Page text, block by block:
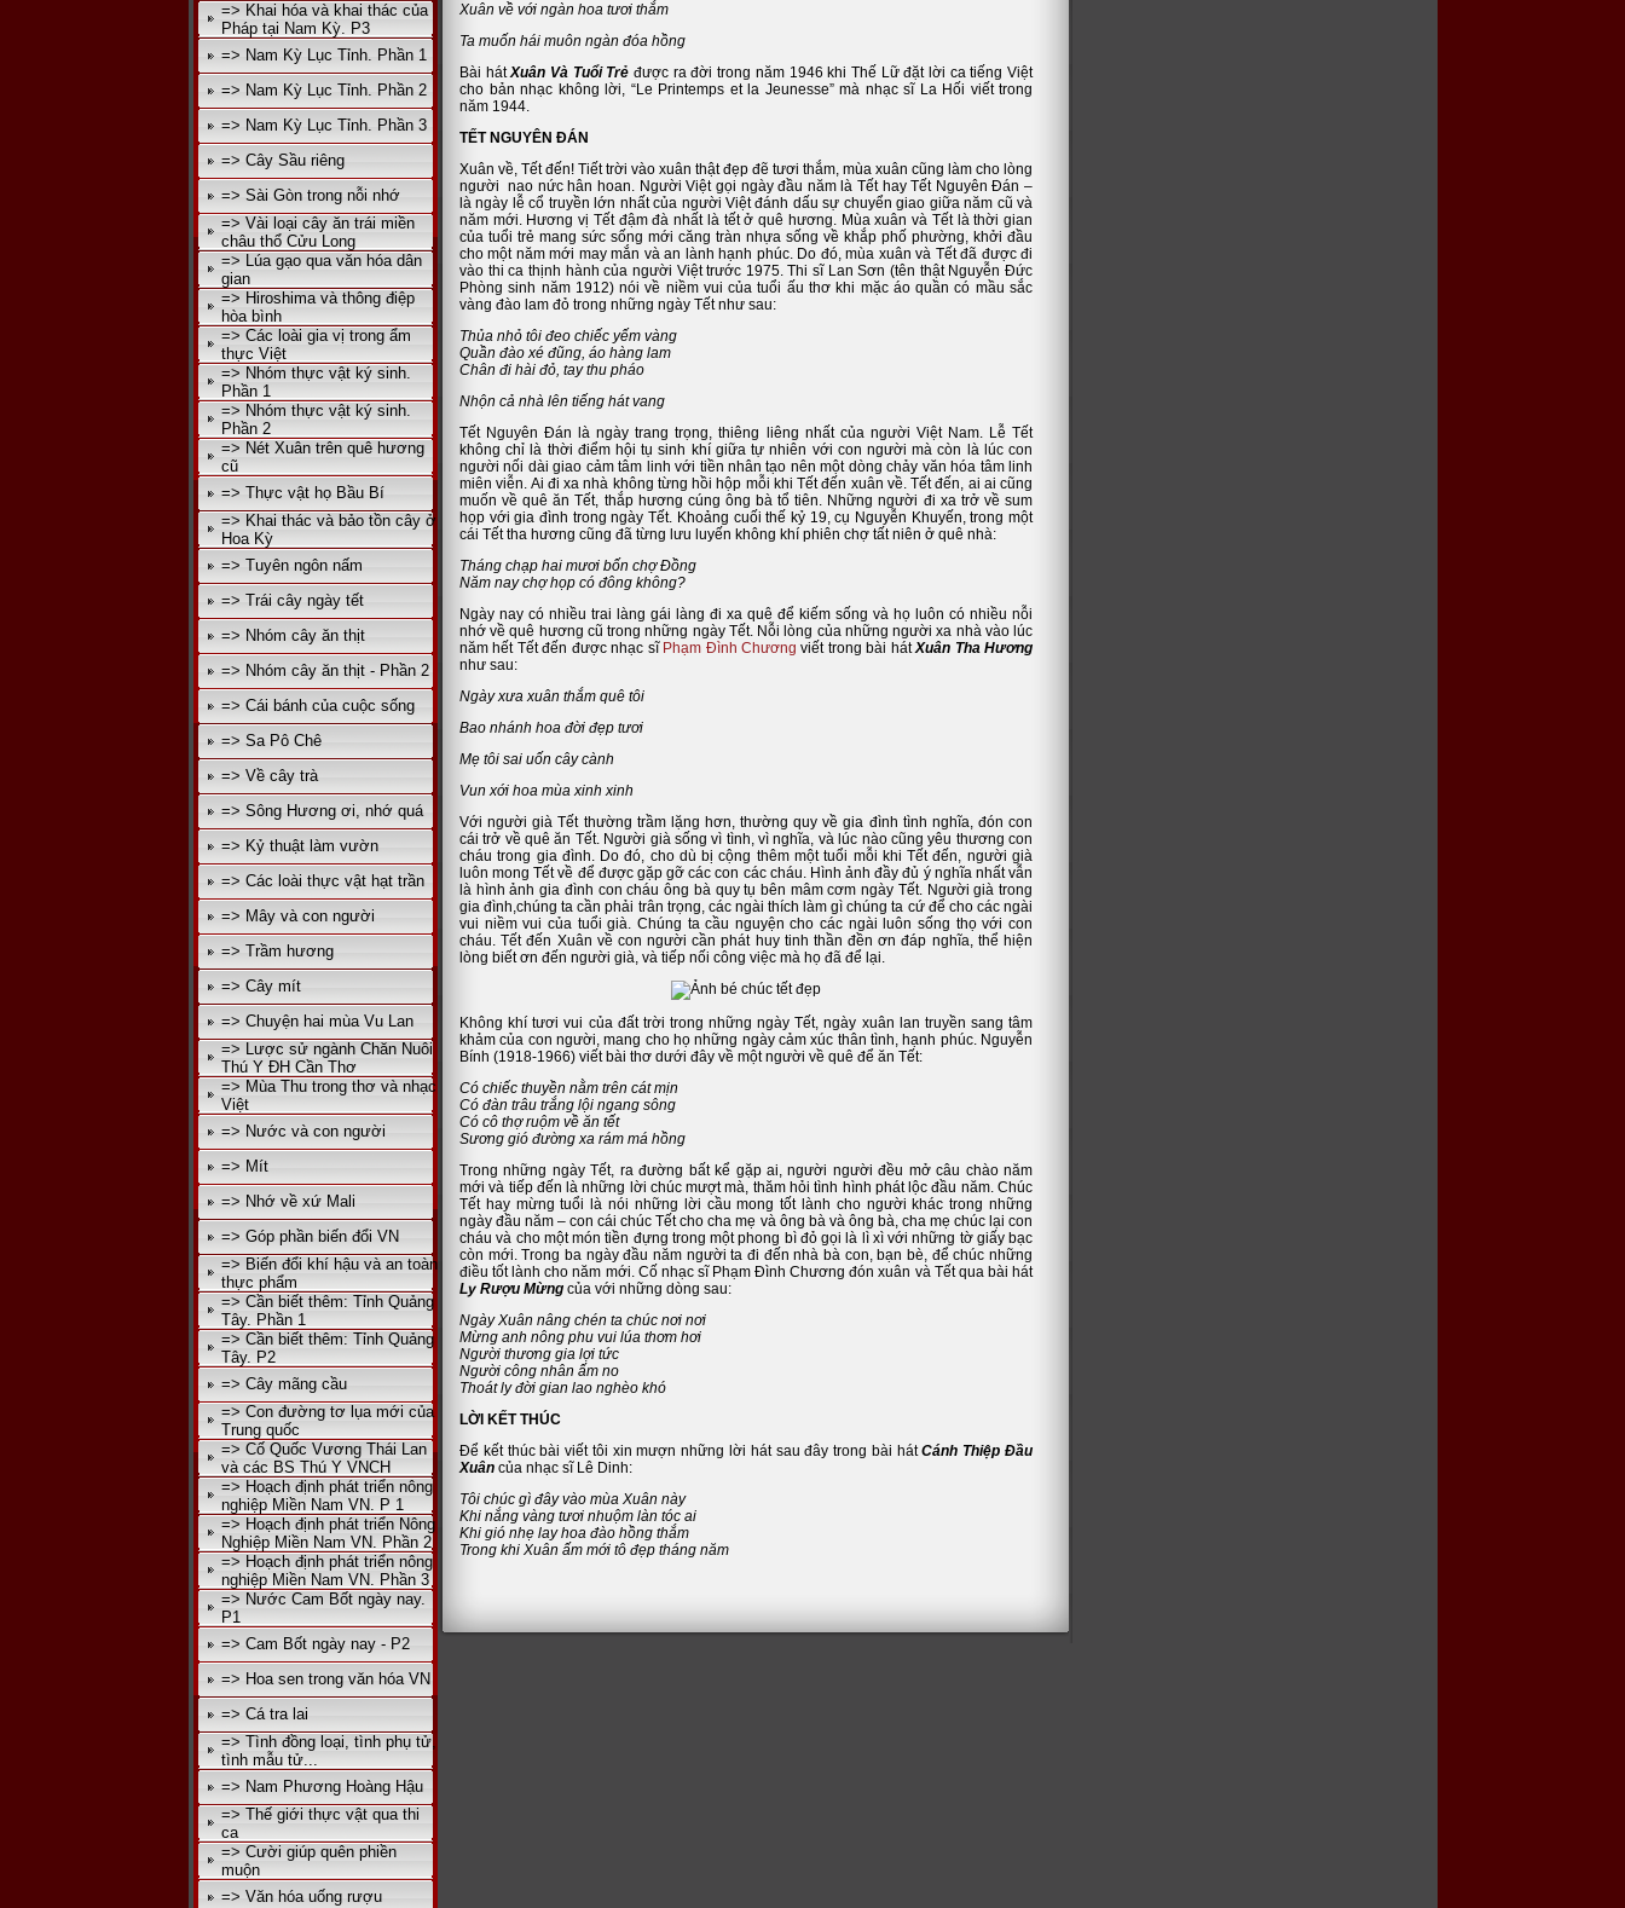
=> Khai hóa và khai thác của
Pháp tại Nam Kỳ. P3
=> Nam Kỳ Lục Tỉnh. Phần 1
=> Nam Kỳ Lục Tỉnh. Phần 2
=> Nam Kỳ Lục Tỉnh. Phần 3
=> Cây Sầu riêng
=> Sài Gòn trong nỗi nhớ
=> Vài loại cây ăn trái miền
châu thổ Cửu Long
=> Lúa gạo qua văn hóa dân
gian
=> Hiroshima và thông điệp
hòa bình
=> Các loài gia vị trong ẩm
thực Việt
=> Nhóm thực vật ký sinh.
Phần 1
=> Nhóm thực vật ký sinh.
Phần 2
=> Nét Xuân trên quê hương
cũ
=> Thực vật họ Bầu Bí
=> Khai thác và bảo tồn cây ở
Hoa Kỳ
=> Tuyên ngôn nấm
=> Trái cây ngày tết
=> Nhóm cây ăn thịt
=> Nhóm cây ăn thịt - Phần 2
=> Cái bánh của cuộc sống
=> Sa Pô Chê
=> Về cây trà
=> Sông Hương ơi, nhớ quá
=> Kỷ thuật làm vườn
=> Các loài thực vật hạt trần
=> Mây và con người
=> Trầm hương
=> Cây mít
=> Chuyện hai mùa Vu Lan
=> Lược sử ngành Chăn Nuôi
Thú Y ĐH Cần Thơ
=> Mùa Thu trong thơ và nhạc
Việt
=> Nước và con người
=> Mít
=> Nhớ về xứ Mali
=> Góp phần biến đổi VN
=> Biến đổi khí hậu và an toàn
thực phẩm
=> Cần biết thêm: Tỉnh Quảng
Tây. Phần 1
=> Cần biết thêm: Tỉnh Quảng
Tây. P2
=> Cây mãng cầu
=> Con đường tơ lụa mới của
Trung quốc
=> Cố Quốc Vương Thái Lan
và các BS Thú Y VNCH
=> Hoạch định phát triển nông
nghiệp Miền Nam VN. P 1
=> Hoạch định phát triển Nông
Nghiệp Miền Nam VN. Phần 2
=> Hoạch định phát triển nông
nghiệp Miền Nam VN. Phần 3
=> Nước Cam Bốt ngày nay.
P1
=> Cam Bốt ngày nay - P2
=> Hoa sen trong văn hóa VN
=> Cá tra lai
=> Tình đồng loại, tình phụ tử,
tình mẫu tử...
=> Nam Phương Hoàng Hậu
=> Thế giới thực vật qua thi
ca
=> Cười giúp quên phiền
muộn
=> Văn hóa uống rượu
Xuân về với ngàn hoa tươi thắm
Ta muốn hái muôn ngàn đóa hồng
Bài hát Xuân Và Tuổi Trẻ được ra đời trong năm 1946 khi Thế Lữ đặt lời ca tiếng Việt
cho bản nhạc không lời, “Le Printemps et la Jeunesse” mà nhạc sĩ La Hối viết trong
năm 1944.
TẾT NGUYÊN ĐÁN
Xuân về, Tết đến! Tiết trời vào xuân thật đẹp đẽ tươi thắm, mùa xuân cũng làm cho lòng
người nao nức hân hoan. Người Việt gọi ngày đầu năm là Tết hay Tết Nguyên Đán –
là ngày lễ cổ truyền lớn nhất của người Việt đánh dấu sự chuyển giao giữa năm cũ và
năm mới. Hương vị Tết đậm đà nhất là tết ở quê hương. Mùa xuân và Tết là thời gian
của tuổi trẻ mang sức sống mới căng tràn nhựa sống về khắp phố phường, khởi đầu
cho một năm mới may mắn và an lành hạnh phúc. Do đó, mùa xuân và Tết đã được đi
vào thi ca thịnh hành của người Việt trước 1975. Thi sĩ Lan Sơn (tên thật Nguyễn Đức
Phòng sinh năm 1912) nói về niềm vui của tuổi ấu thơ khi mặc áo quần có mầu sắc
vàng đào lam đỏ trong những ngày Tết như sau:
Thủa nhỏ tôi đeo chiếc yếm vàng
Quần đào xé đũng, áo hàng lam
Chân đi hài đỏ, tay thu pháo
Nhộn cả nhà lên tiếng hát vang
Tết Nguyên Đán là ngày trang trọng, thiêng liêng nhất của người Việt Nam. Lễ Tết
không chỉ là thời điểm hội tụ sinh khí giữa tự nhiên với con người mà còn là lúc con
người nối dài giao cảm tâm linh với tiền nhân tạo nên một dòng chảy văn hóa tâm linh
miên viễn. Ai đi xa nhà không từng hồi hộp mỗi khi Tết đến xuân về. Tết đến, ai ai cũng
muốn về quê ăn Tết, thắp hương cúng ông bà tổ tiên. Những người đi xa trở về sum
họp với gia đình trong ngày Tết. Khoảng cuối thế kỷ 19, cụ Nguyễn Khuyến, trong một
cái Tết tha hương cũng đã từng lưu luyến không khí phiên chợ tất niên ở quê nhà:
Tháng chạp hai mươi bốn chợ Đồng
Năm nay chợ họp có đông không?
Ngày nay có nhiều trai làng gái làng đi xa quê để kiếm sống và họ luôn có nhiều nỗi
nhớ về quê hương cũ trong những ngày Tết. Nỗi lòng của những người xa nhà vào lúc
năm hết Tết đến được nhạc sĩ Phạm Đình Chương viết trong bài hátXuân Tha Hương
như sau:
Ngày xưa xuân thắm quê tôi
Bao nhánh hoa đời đẹp tươi
Mẹ tôi sai uốn cây cành
Vun xới hoa mùa xinh xinh
Với người già Tết thường trầm lặng hơn, thường quy về gia đình tình nghĩa, đón con
cái trở về quê ăn Tết. Người già sống vì tình, vì nghĩa, và lúc nào cũng yêu thương con
cháu trong gia đình. Do đó, cho dù bị cộng thêm một tuổi mỗi khi Tết đến, người già
luôn mong Tết về để được gặp gỡ các con các cháu. Hình ảnh đầy đủ ý nghĩa nhất vẫn
là hình ảnh gia đình con cháu ông bà quy tụ bên mâm cơm ngày Tết. Người già trong
gia đình,chúng ta cần phải trân trọng, các ngài thích làm gì chúng ta cứ để cho các ngài
vui niềm vui của tuổi già. Chúng ta cầu nguyện cho các ngài luôn sống thọ với con
cháu. Tết đến Xuân về con người cần phát huy tinh thần đền ơn đáp nghĩa, thể hiện
lòng biết ơn đến người già, và tiếp nối công việc mà họ đã để lại.
Không khí tươi vui của đất trời trong những ngày Tết, ngày xuân lan truyền sang tâm
khảm của con người, mang cho họ những ngày cảm xúc thân tình, hạnh phúc. Nguyễn
Bính (1918-1966) viết bài thơ dưới đây về một người về quê để ăn Tết:
Có chiếc thuyền nằm trên cát mịn
Có đàn trâu trắng lội ngang sông
Có cô thợ ruộm về ăn tết
Sương gió đường xa rám má hồng
Trong những ngày Tết, ra đường bất kể gặp ai, người người đều mở câu chào năm
mới và tiếp đến là những lời chúc mượt mà, thăm hỏi tình hình phát lộc đầu năm. Chúc
Tết hay mừng tuổi là nói những lời cầu mong tốt lành cho người khác trong những
ngày đầu năm – con cái chúc Tết cho cha mẹ và ông bà và ông bà, cha mẹ chúc lại con
cháu và cho một món tiền đựng trong một phong bì đỏ gọi là lì xì với những tờ giấy bạc
còn mới. Trong ba ngày đầu năm người ta đi đến nhà bà con, bạn bè, để chúc những
điều tốt lành cho năm mới. Cố nhạc sĩ Phạm Đình Chương đón xuân và Tết qua bài hát
Ly Rượu Mừng của với những dòng sau:
Ngày Xuân nâng chén ta chúc nơi nơi
Mừng anh nông phu vui lúa thơm hơi
Người thương gia lợi tức
Người công nhân ấm no
Thoát ly đời gian lao nghèo khó
LỜI KẾT THÚC
Để kết thúc bài viết tôi xin mượn những lời hát sau đây trong bài hátCánh Thiệp Đầu
Xuân của nhạc sĩ Lê Dinh:
Tôi chúc gì đây vào mùa Xuân này
Khi nắng vàng tươi nhuộm làn tóc ai
Khi gió nhẹ lay hoa đào hồng thắm
Trong khi Xuân ấm mới tô đẹp tháng năm